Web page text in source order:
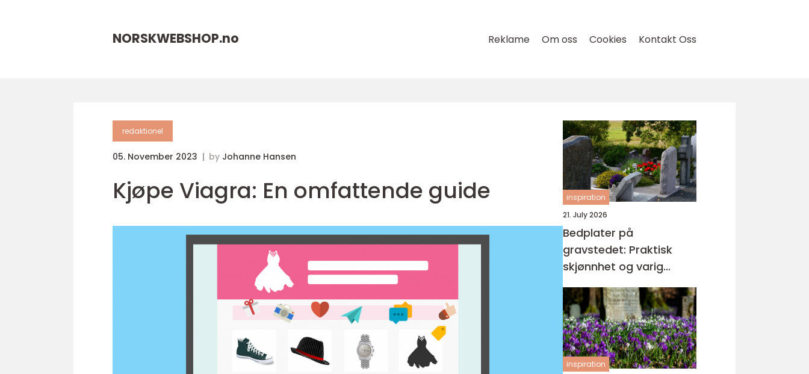
NORSKWEBSHOP.no Reklame Om oss Cookies Kontakt Oss
redaktionel
05. November 2023 by Johanne Hansen
Kjøpe Viagra: En omfattende guide
inspiration
21. July 2026
Bedplater på
gravstedet: Praktisk
skjønnhet og varig
orden
inspiration